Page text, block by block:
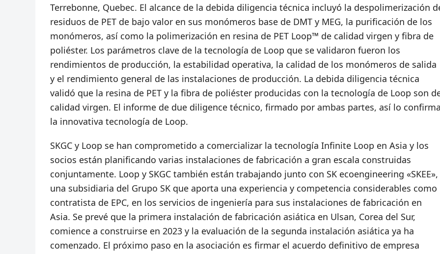
Terrebonne, Quebec. El alcance de la debida diligencia técnica incluyó la despolimerización
residuos de PET de bajo valor en sus monómeros base de DMT y MEG, la purificación de los
monómeros, así como la polimerización en resina de PET Loop™ de calidad virgen y fibra de
poliéster. Los parámetros clave de la tecnología de Loop que se validaron fueron los
rendimientos de producción, la estabilidad operativa, la calidad de los monómeros de salida
y el rendimiento general de las instalaciones de producción. La debida diligencia técnica
validó que la resina de PET y la fibra de poliéster producidas con la tecnología de Loop son
calidad virgen. El informe de due diligence técnico, firmado por ambas partes, así lo
la innovativa tecnología de Loop.
SKGC y Loop se han comprometido a comercializar la tecnología Infinite Loop en Asia y los
socios están planificando varias instalaciones de fabricación a gran escala construidas
conjuntamente. Loop y SKGC también están trabajando junto con SK ecoengineering «SKEE»,
una subsidiaria del Grupo SK que aporta una experiencia y competencia considerables como
contratista de EPC, en los servicios de ingeniería para sus instalaciones de fabricación en
Asia. Se prevé que la primera instalación de fabricación asiática en Ulsan, Corea del Sur,
comience a construirse en 2023 y la evaluación de la segunda instalación asiática ya ha
comenzado. El próximo paso en la asociación es firmar el acuerdo definitivo de empresa